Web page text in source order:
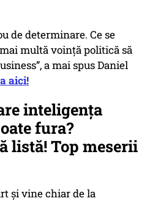
de determinare. Ce se
multă voinţă politică să
a mai spus Daniel
aici!
inteligența
fura?
listă! Top meserii
și vine chiar de la